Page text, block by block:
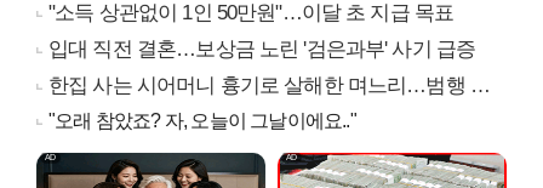
"소득 상관없이 1인 50만원"…이달 초 지급 목표
입대 직전 결혼…보상금 노린 '검은과부' 사기 급증
한집 사는 시어머니 흉기로 살해한 며느리…범행 동기는
"오래 참았죠? 자, 오늘이 그날이에요.."